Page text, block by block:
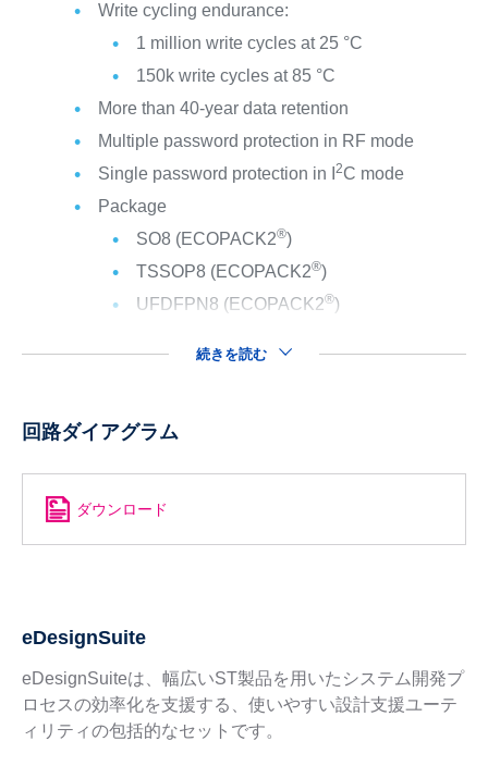
Write cycling endurance:
1 million write cycles at 25 °C
150k write cycles at 85 °C
More than 40-year data retention
Multiple password protection in RF mode
Single password protection in I
2C mode
Package
SO8 (ECOPACK2®)
TSSOP8 (ECOPACK2®)
UFDFPN8 (ECOPACK2®)
続きを読む
回路ダイアグラム
ダウンロード
eDesignSuite
eDesignSuiteは、幅広いST製品を用いたシステム開発プ
ロセスの効率化を支援する、使いやすい設計支援ユーテ
ィリティの包括的なセットです。